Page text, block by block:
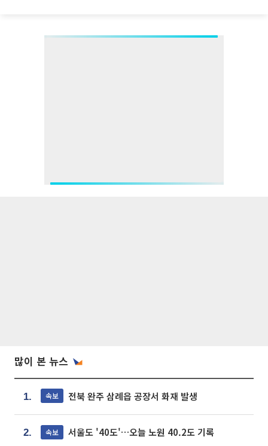
많이 본 뉴스
1. 속보 전북 완주 삼례읍 공장서 화재 발생
2. 속보 서울도 '40도'…오늘 노원 40.2도 기록